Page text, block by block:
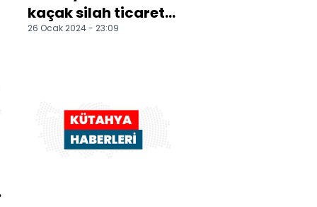
kaçak silah ticareti
operasyonunda 5
26 Ocak 2024 - 23:09